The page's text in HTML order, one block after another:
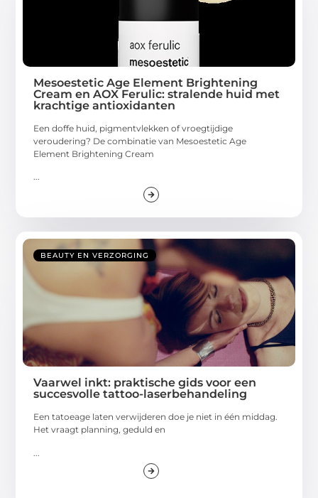
Mesoestetic Age Element Brightening
Cream en AOX Ferulic: stralende huid met
krachtige antioxidanten
Een doffe huid, pigmentvlekken of vroegtijdige
veroudering? De combinatie van Mesoestetic Age
Element Brightening Cream
...
BEAUTY EN VERZORGING
Vaarwel inkt: praktische gids voor een
succesvolle tattoo-laserbehandeling
Een tatoeage laten verwijderen doe je niet in één middag.
Het vraagt planning, geduld en